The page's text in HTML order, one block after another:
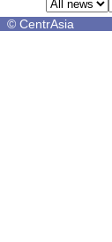
© CentrAsia